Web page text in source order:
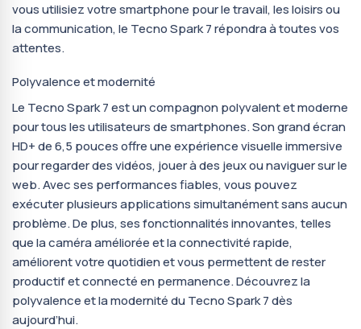
vous utilisiez votre smartphone pour le travail, les loisirs ou
la communication, le Tecno Spark 7 répondra à toutes vos
attentes.
Polyvalence et modernité
Le Tecno Spark 7 est un compagnon polyvalent et moderne
pour tous les utilisateurs de smartphones. Son grand écran
HD+ de 6,5 pouces offre une expérience visuelle immersive
pour regarder des vidéos, jouer à des jeux ou naviguer sur le
web. Avec ses performances fiables, vous pouvez
exécuter plusieurs applications simultanément sans aucun
problème. De plus, ses fonctionnalités innovantes, telles
que la caméra améliorée et la connectivité rapide,
améliorent votre quotidien et vous permettent de rester
productif et connecté en permanence. Découvrez la
polyvalence et la modernité du Tecno Spark 7 dès
aujourd’hui.